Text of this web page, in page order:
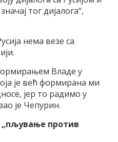
тог дијалога“,
нема везе са
Владе у
је већ формирана ми
јер то радимо у
је Чепурин.
„пљување против